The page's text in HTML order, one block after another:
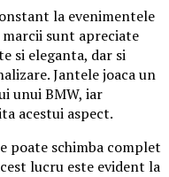
la evenimentele
marcii sunt apreciate
si eleganta, dar si
Jantele joaca un
unui BMW, iar
acestui aspect.
poate schimba complet
lucru este evident la